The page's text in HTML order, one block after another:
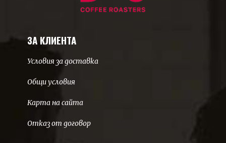
ЗА КЛИЕНТА
Условия за доставка
Общи условия
Карта на сайта
Отказ от договор